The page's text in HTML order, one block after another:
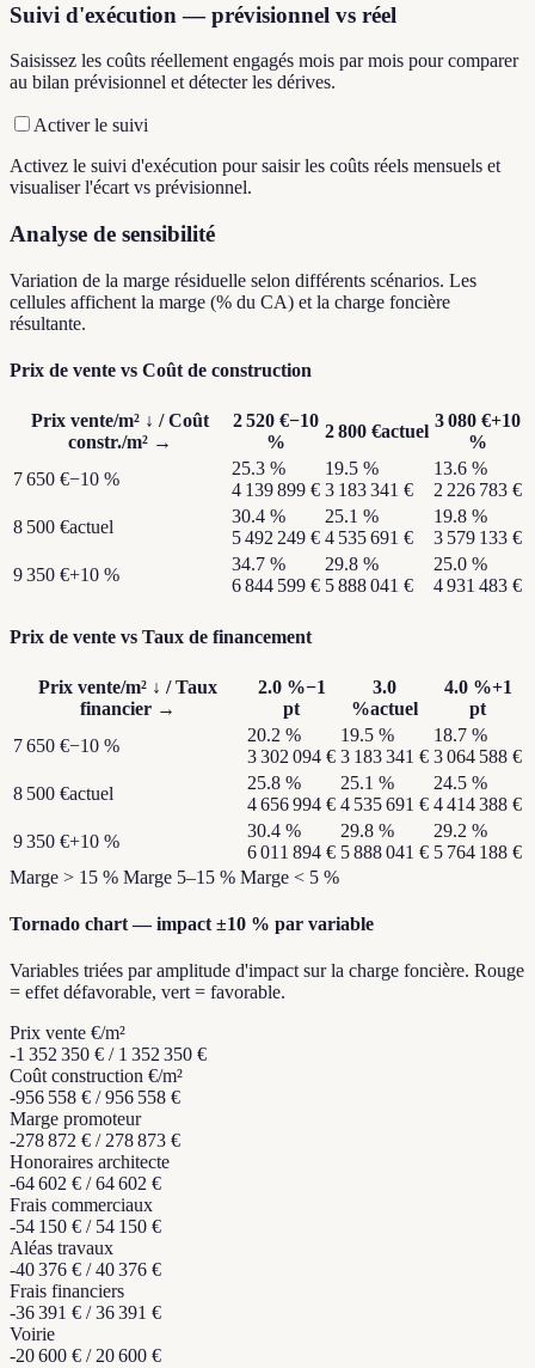
Suivi d'exécution — prévisionnel vs réel
Saisissez les coûts réellement engagés mois par mois pour comparer
au bilan prévisionnel et détecter les dérives.
Activer le suivi
Activez le suivi d'exécution pour saisir les coûts réels mensuels et
visualiser l'écart vs prévisionnel.
Analyse de sensibilité
Variation de la marge résiduelle selon différents scénarios. Les
cellules affichent la marge (% du CA) et la charge foncière
résultante.
Prix de vente vs Coût de construction
Prix vente/m² ↓ /Coût
constr./m² →
2 520 €−10
%
2 800 €actuel
3 080 €+10
%
7 650 €−10 %
25.3 %
4 139 899 €
19.5 %
3 183 341 €
13.6 %
2 226 783 €
8 500 €actuel
30.4 %
5 492 249 €
25.1 %
4 535 691 €
19.8 %
3 579 133 €
9 350 €+10 %
34.7 %
6 844 599 €
29.8 %
5 888 041 €
25.0 %
4 931 483 €
Prix de vente vs Taux de financement
Prix vente/m² ↓ /Taux
financier →
2.0%−1
pt
3.0
%actuel
4.0%+1
pt
7 650 €−10 %
20.2 %
3 302 094 €
19.5 %
3 183 341 €
18.7 %
3 064 588 €
8 500 €actuel
25.8 %
4 656 994 €
25.1 %
4 535 691 €
24.5 %
4 414 388 €
9 350 €+10 %
30.4 %
6 011 894 €
29.8 %
5 888 041 €
29.2 %
5 764 188 €
Marge > 15 % Marge 5–15 % Marge < 5 %
Tornado chart — impact ±10 % par variable
Variables triées par amplitude d'impact sur la charge foncière. Rouge
= effet défavorable, vert = favorable.
Prix vente €/m²
-1 352 350 € / 1 352 350 €
Coût construction €/m²
-956 558 € /956 558 €
Marge promoteur
-278 872 € /278 873 €
Honoraires architecte
-64 602 € /64 602 €
Frais commerciaux
-54 150 € / 54 150 €
Aléas travaux
-40 376 € /40 376 €
Frais financiers
-36 391 € /36 391 €
Voirie
-20 600 € /20 600 €